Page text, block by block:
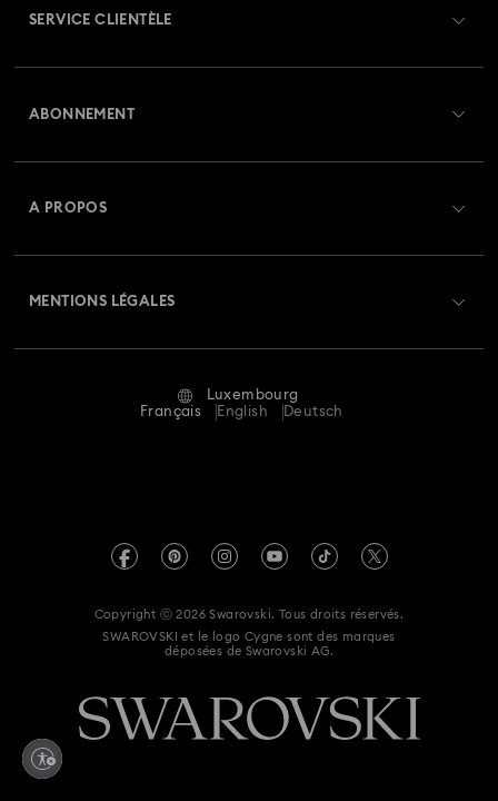
SERVICE CLIENTÈLE
Retours et échanges
Statut de réparation
Contactez-Nous
Réservez un rendez-vous
ABONNEMENT
A PROPOS
Code of Conduct & Policies
MENTIONS LÉGALES
Conditions Générales
Informations sur REACH
Déclaration d'accessibilité
données
Renoncer au contrat ici
Luxembourg
Français
English Deutsch
Copyright ⓒ 2026 Swarovski. Tous droits réservés.
SWAROVSKI et le logo Cygne sont des marques
déposées de Swarovski AG.